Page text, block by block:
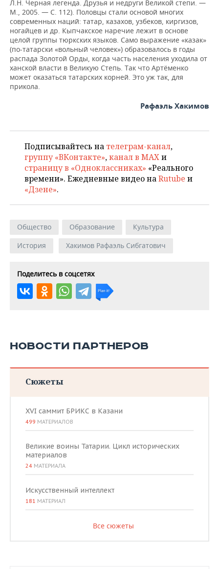
Л.Н. Черная легенда. Друзья и недруги Великой степи. —
М., 2005. — С. 112). Половцы стали основой многих
современных наций: татар, казахов, узбеков, киргизов,
ногайцев и др. Кыпчакское наречие лежит в основе
целой группы тюркских языков. Само выражение «казак»
(по-татарски «вольный человек») образовалось в годы
распада Золотой Орды, когда часть населения уходила от
ханской власти в Великую Степь. Так что Артёменко
может оказаться татарских корней. Это уж так, для
прикола.
Рафаэль Хакимов
Подписывайтесь на телеграм-канал,
группу «ВКонтакте»,канал в MAXи
страницу в «Одноклассниках» «Реального
времени». Ежедневные видео наRutube и
«Дзене».
Общество Образование
Культура
История
Хакимов Рафаэль Сибгатович
Поделитесь в соцсетях
НОВОСТИ ПАРТНЕРОВ
Сюжеты
XVI саммит БРИКС в Казани
499 МАТЕРИАЛОВ
Великие воины Татарии. Цикл исторических
материалов
24 МАТЕРИАЛА
Искусственный интеллект
181 МАТЕРИАЛ
Все сюжеты